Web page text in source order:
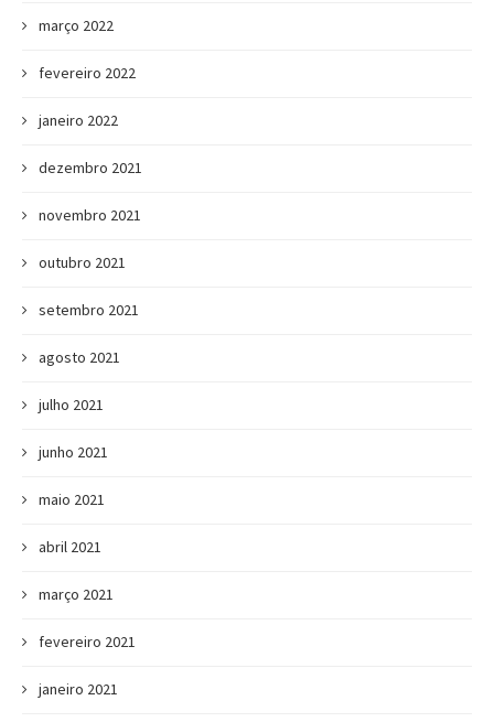
março 2022
fevereiro 2022
janeiro 2022
dezembro 2021
novembro 2021
outubro 2021
setembro 2021
agosto 2021
julho 2021
junho 2021
maio 2021
abril 2021
março 2021
fevereiro 2021
janeiro 2021